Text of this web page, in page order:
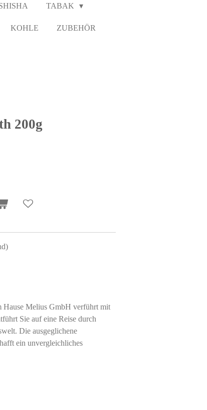
TABAK
KOHLE ZUBEHÖR
200g
Hause Melius GmbH verführt mit
Sie auf eine Reise durch
Die ausgeglichene
ein unvergleichliches